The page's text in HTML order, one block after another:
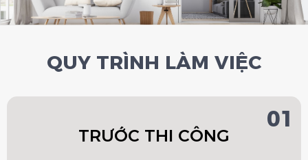
QUY TRÌNH LÀM VIỆC
01
TRƯỚC THI CÔNG